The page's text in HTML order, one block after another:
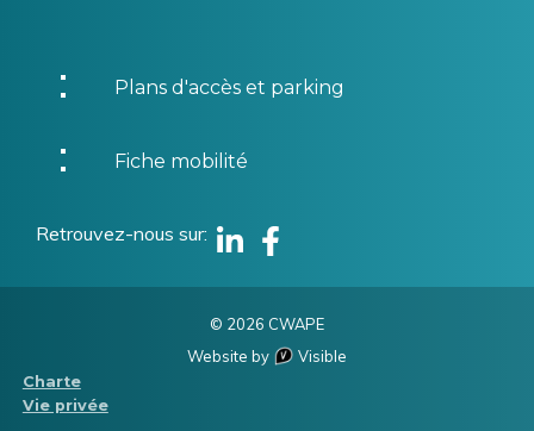
Plans d'accès et parking
Fiche mobilité
Retrouvez-nous sur
Linkedin
Facebook
© 2026 CWAPE
Website by
Visible
Menu
Pied
Charte
Vie privée